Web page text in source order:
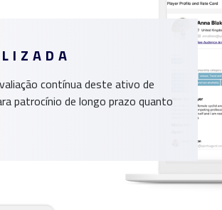
contínua deste ativo de
patrocínio de longo prazo quanto